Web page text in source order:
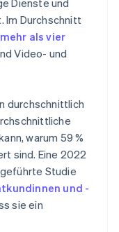
Dienste und
Im Durchschnitt
mehr als vier
Video- und
durchschnittlich
warum 59 %
sind. Eine 2022
Studie
und -
sie ein